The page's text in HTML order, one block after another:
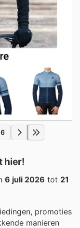
6
hier!
6 juli 2026 tot 21
promoties
manieren